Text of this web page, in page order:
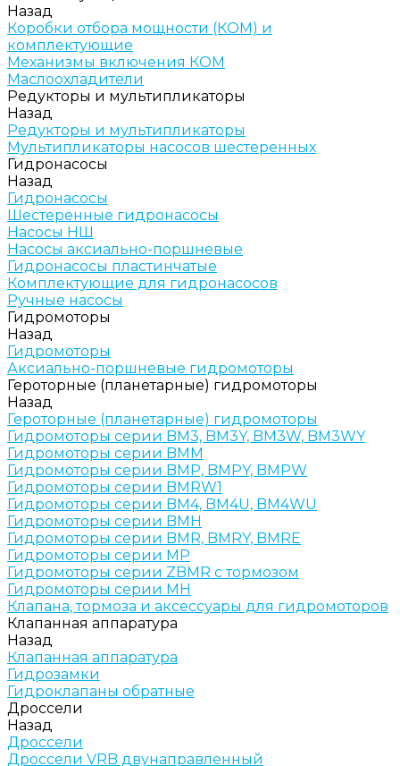
Назад
Коробки отбора мощности (КОМ) и
комплектующие
Механизмы включения КОМ
Маслоохладители
Редукторы и мультипликаторы
Назад
Редукторы и мультипликаторы
Мультипликаторы насосов шестеренных
Гидронасосы
Назад
Гидронасосы
Шестеренные гидронасосы
Насосы НШ
Насосы аксиально-поршневые
Гидронасосы пластинчатые
Комплектующие для гидронасосов
Ручные насосы
Гидромоторы
Назад
Гидромоторы
Аксиально-поршневые гидромоторы
Героторные (планетарные) гидромоторы
Назад
Героторные (планетарные) гидромоторы
Гидромоторы серии BM3, BM3Y, BM3W, BM3WY
Гидромоторы серии BMM
Гидромоторы серии BMP, BMPY, BMPW
Гидромоторы серии BMRW1
Гидромоторы серии BМ4, BM4U, BМ4WU
Гидромоторы серии BМH
Гидромоторы серии BМR, BMRY, BМRE
Гидромоторы серии MP
Гидромоторы серии ZBMR с тормозом
Гидромоторы серии МH
Клапана, тормоза и аксессуары для гидромоторов
Клапанная аппаратура
Назад
Клапанная аппаратура
Гидрозамки
Гидроклапаны обратные
Дроссели
Назад
Дроссели
Дроссели VRB двунаправленный